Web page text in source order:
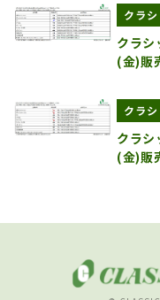
クラ
クラ
(金)販
クラ
クラ
(金)販